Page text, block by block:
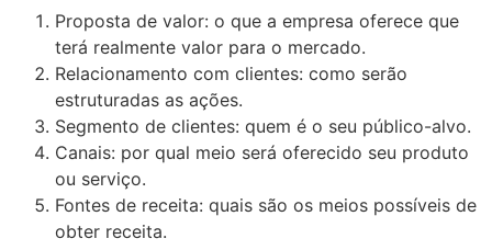
Proposta de valor: o que a empresa oferece que
terá realmente valor para o mercado.
Relacionamento com clientes: como serão
estruturadas as ações.
Segmento de clientes: quem é o seu público-alvo.
Canais: por qual meio será oferecido seu produto
ou serviço.
Fontes de receita: quais são os meios possíveis de
obter receita.